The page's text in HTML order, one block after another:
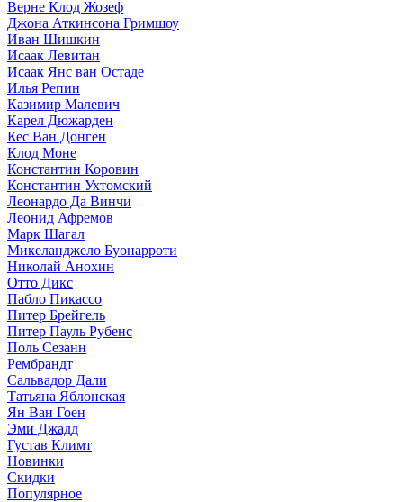
Верне Клод Жозеф
Джона Аткинсона Гримшоу
Иван Шишкин
Исаак Левитан
Исаак Янс ван Остаде
Илья Репин
Казимир Малевич
Карел Дюжарден
Кес Ван Донген
Клод Моне
Константин Коровин
Константин Ухтомский
Леонардо Да Винчи
Леонид Афремов
Марк Шагал
Микеланджело Буонарроти
Николай Анохин
Отто Дикс
Пабло Пикассо
Питер Брейгель
Питер Пауль Рубенс
Поль Сезанн
Рембрандт
Сальвадор Дали
Татьяна Яблонская
Ян Ван Гоен
Эми Джадд
Густав Климт
Новинки
Скидки
Популярное